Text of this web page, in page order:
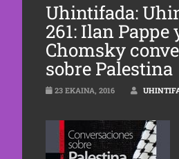
Uhintifada:
261: Ilan Pappe
Chomsky
sobre Palestina
23 EKAINA, 2016